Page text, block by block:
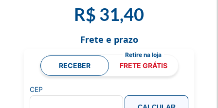
R$ 31,40
Frete e prazo
RECEBER FRETE GRÁTIS
CEP